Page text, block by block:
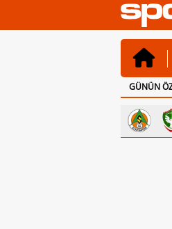
GÜNÜN
CANLI